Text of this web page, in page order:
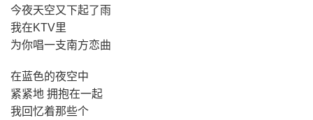
今夜天空又下起了雨
我在KTV里
为你唱一支南方恋曲
在蓝色的夜空中
紧紧地 拥抱在一起
我回忆着那些个